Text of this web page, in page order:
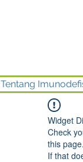
Tentang
Widget
Check
this page.
If that